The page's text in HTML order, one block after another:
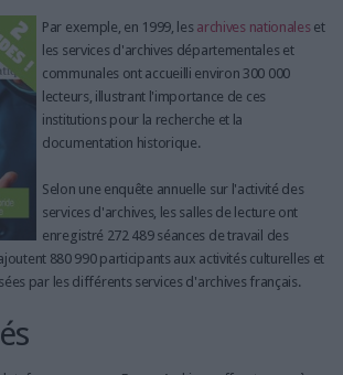
Par exemple, en 1999, les archives nationales et
les services d'archives départementales et
communales ont accueilli environ 300 000
lecteurs, illustrant l'importance de ces
institutions pour la recherche et la
documentation historique.
Selon une enquête annuelle sur l'activité des
services d'archives, les salles de lecture ont
enregistré 272 489 séances de travail des
880 990 participants aux activités culturelles et
par les différents services d'archives français.